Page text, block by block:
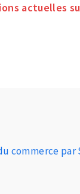
actuelles
commerce